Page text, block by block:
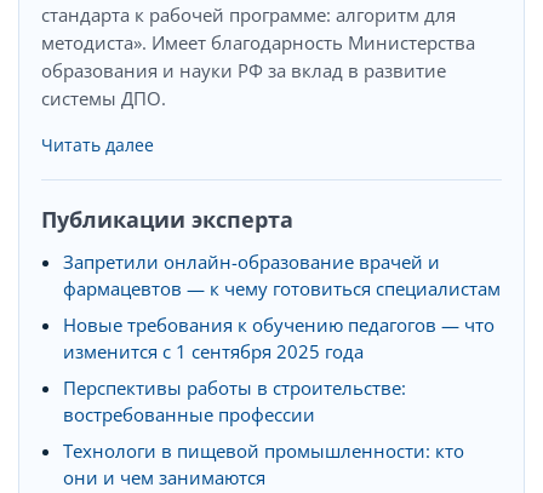
стандарта к рабочей программе: алгоритм для
методиста». Имеет благодарность Министерства
образования и науки РФ за вклад в развитие
системы ДПО.
Читать далее
Публикации эксперта
Запретили онлайн-образование врачей и
фармацевтов — к чему готовиться специалистам
Новые требования к обучению педагогов — что
изменится с 1 сентября 2025 года
Перспективы работы в строительстве:
востребованные профессии
Технологи в пищевой промышленности: кто
они и чем занимаются